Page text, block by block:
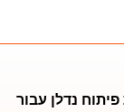
נדלן עבור